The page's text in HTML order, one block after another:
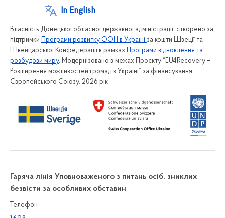
In English
Власність Донецької обласної державної адміністрації, створено за
підтримки
Програми розвитку ООН в Україні за кошти Швеції та
Швейцарської Конфедерації в рамках
Програми відновлення та
розбудови миру. Модернізовано в межах Проєкту “EU4Recovery –
Розширення можливостей громад в Україні” за фінансування
Європейського Союзу. 2026 рік
Гаряча лінія Уповноваженого з питань осіб, зниклих
безвісти за особливих обставин
Телефон